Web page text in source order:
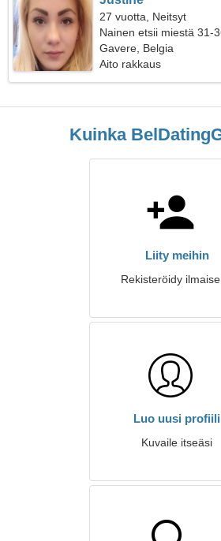
27 vuotta, Neitsyt
Nainen etsii miestä 31-
Gavere, Belgia
Aito rakkaus
Kuinka
Liity meihin
Rekisteröidy
Luo uusi profiili
Kuvaile itseäsi